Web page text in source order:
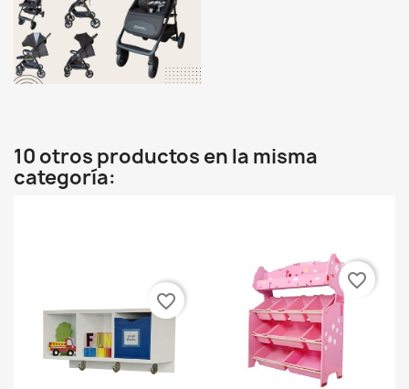
10 otros productos en la misma
categoría:
favorite_border
favorite_border